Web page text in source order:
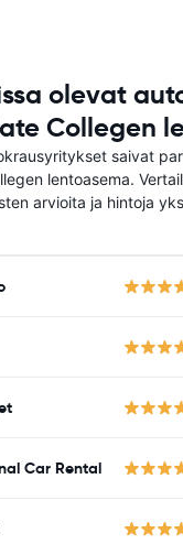
olevat
Collegen
saivat
lentoasema.
arvioita ja hintoja
Car Rental